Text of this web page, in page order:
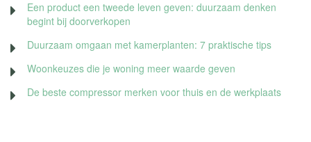
Een product een tweede leven geven: duurzaam denken
begint bij doorverkopen
Duurzaam omgaan met kamerplanten: 7 praktische tips
Woonkeuzes die je woning meer waarde geven
De beste compressor merken voor thuis en de werkplaats